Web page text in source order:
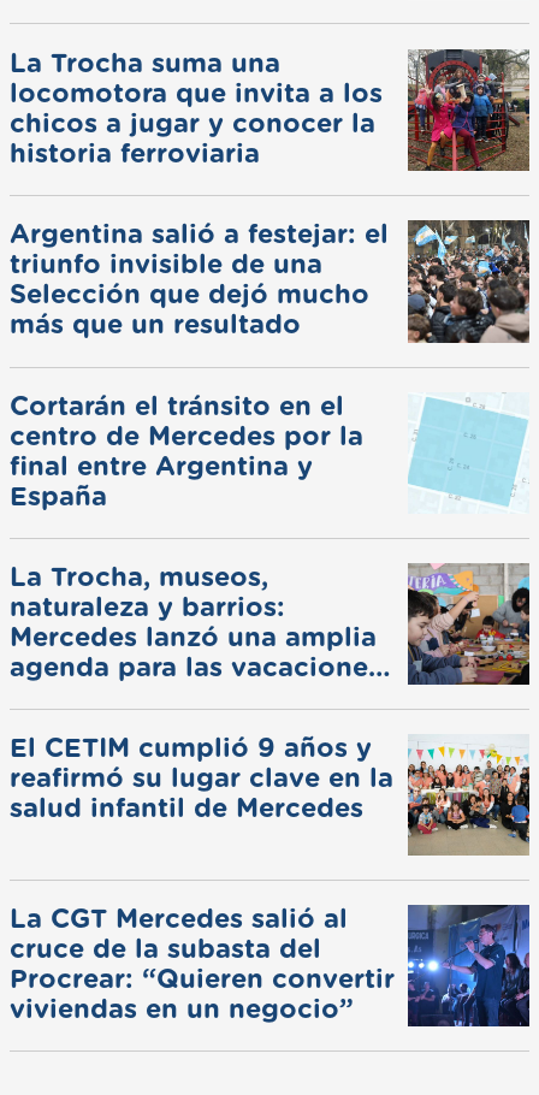
La Trocha suma una
locomotora que invita a los
chicos a jugar y conocer la
historia ferroviaria
Argentina salió a festejar: el
triunfo invisible de una
Selección que dejó mucho
más que un resultado
Cortarán el tránsito en el
centro de Mercedes por la
final entre Argentina y
España
La Trocha, museos,
naturaleza y barrios:
Mercedes lanzó una amplia
agenda para las vacaciones
El CETIM cumplió 9 años y
reafirmó su lugar clave en la
salud infantil de Mercedes
La CGT Mercedes salió al
cruce de la subasta del
Procrear: “Quieren convertir
viviendas en un negocio”